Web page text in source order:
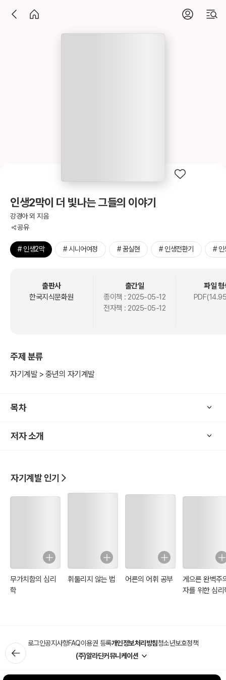
인생2막이 더 빛나는 그들의 이야기
강경아 외 지음
공유
# 인생2막 # 시니어여정 # 꿈실현 # 인생전환기 # 인
출판사
한국지식문화원
출간일
종이책 : 2025-05-12
전자책 : 2025-05-12
파일 형
주제 분류
자기계발 > 중년의 자기계발
목차
저자 소개
자기계발 인기
무가치함의 심리
학
휘둘리지 않는 법 어른의 어휘 공부
게으른 완벽주
자를 위한 심리
로그인공지사항FAQ이용권 등록개인정보처리방침청소년보호정책
(주)알라딘커뮤니케이션